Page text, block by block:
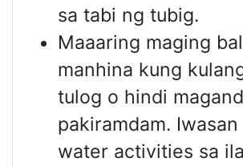
sa tabi ng tubig.
Maaaring maging
manhina kung
tulog o hindi
pakiramdam.
water activities sa